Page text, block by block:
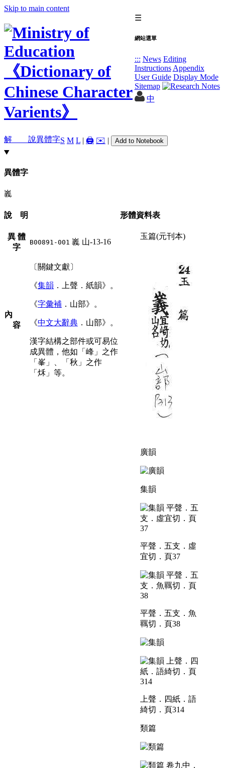
Skip to main content
☰
網站選單
::: News Editing
Instructions Appendix
User Guide Display Mode
Sitemap
中
解 說異體字S M L | 🖨️ ✉️ | Add to Notebook
異體字
㠖
說 明
異 體
字
B00891-001 㠖 山-13-16
內
容
〔關鍵文獻〕
《集韻 ．上聲．紙韻》。
《字彙補 ．山部》。
《中文大辭典 ．山部》。
漢字結構之部件或可易位
成異體，他如「峰」之作
「峯」、「秋」之作
「秌」等。
形體資料表
玉篇(元刊本)
廣韻
集韻
平聲．五支．虛
宜切．頁37
平聲．五支．魚
羈切．頁38
上聲．四紙．語
綺切．頁314
類篇